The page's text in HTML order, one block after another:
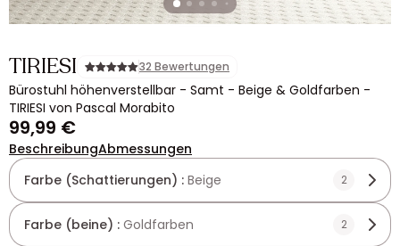
TIRIESI 32 Bewertungen
Bürostuhl höhenverstellbar - Samt - Beige & Goldfarben -
TIRIESI von Pascal Morabito
99,99 €
BeschreibungAbmessungen
Farbe (Schattierungen) : Beige 2
Farbe (beine) : Goldfarben 2